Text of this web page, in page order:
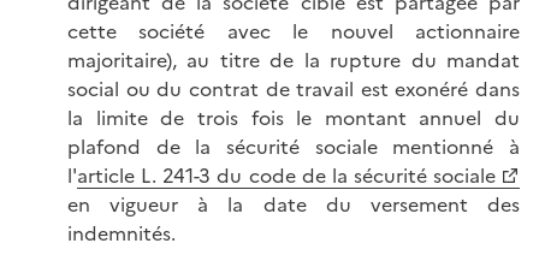
cette société avec le nouvel actionnaire
majoritaire), au titre de la rupture du mandat
social ou du contrat de travail est exonéré dans
la limite de trois fois le montant annuel du
plafond de la sécurité sociale mentionné à
l'article L. 241-3 du code de la sécurité sociale
en vigueur à la date du versement des
indemnités.